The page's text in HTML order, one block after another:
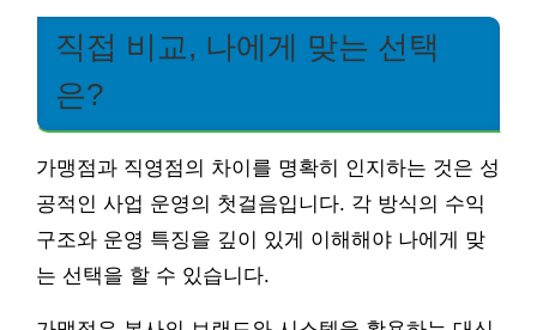
직접 비교, 나에게 맞는 선택
은?
가맹점과 직영점의 차이를 명확히 인지하는 것은 성
공적인 사업 운영의 첫걸음입니다. 각 방식의 수익
구조와 운영 특징을 깊이 있게 이해해야 나에게 맞
는 선택을 할 수 있습니다.